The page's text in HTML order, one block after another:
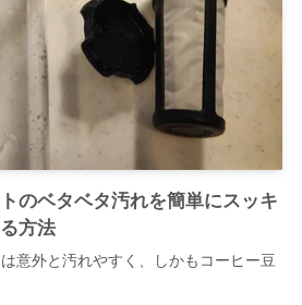
のベタベタ汚れを簡単にスッキ
方法
意外と汚れやすく、しかもコーヒー豆